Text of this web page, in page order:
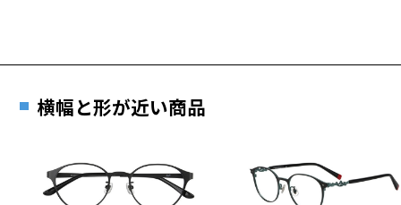
横幅と形が近い商品